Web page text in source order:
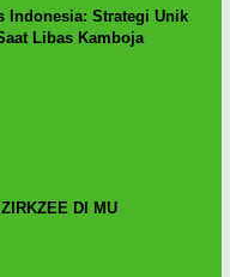
Indonesia: Strategi Unik
Libas Kamboja
DI MU